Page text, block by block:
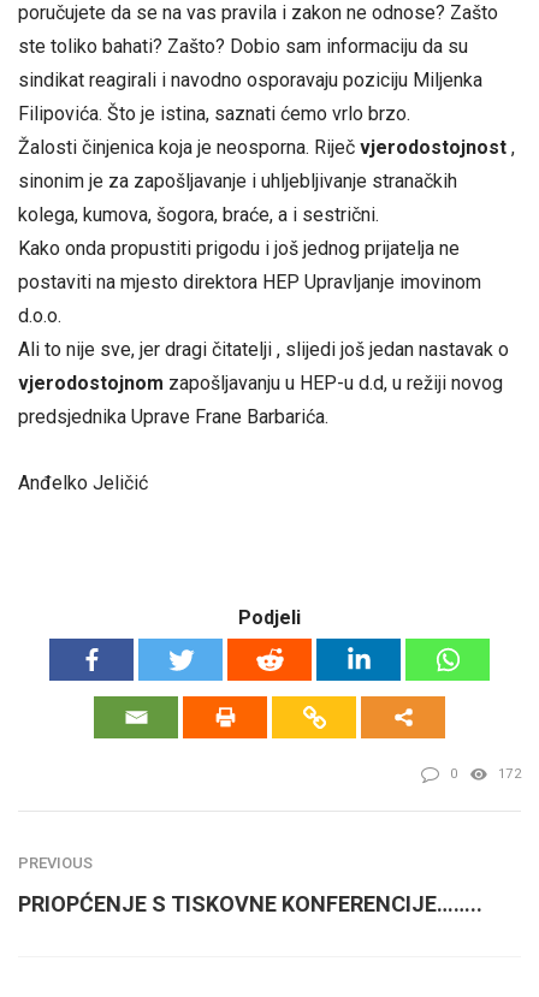
poručujete da se na vas pravila i zakon ne odnose? Zašto
ste toliko bahati? Zašto? Dobio sam informaciju da su
sindikat reagirali i navodno osporavaju poziciju Miljenka
Filipovića. Što je istina, saznati ćemo vrlo brzo.
Žalosti činjenica koja je neosporna. Riječ vjerodostojnost ,
sinonim je za zapošljavanje i uhljebljivanje stranačkih
kolega, kumova, šogora, braće, a i sestrični.
Kako onda propustiti prigodu i još jednog prijatelja ne
postaviti na mjesto direktora HEP Upravljanje imovinom
d.o.o.
Ali to nije sve, jer dragi čitatelji , slijedi još jedan nastavak o
vjerodostojnom zapošljavanju u HEP-u d.d, u režiji novog
predsjednika Uprave Frane Barbarića.
Anđelko Jeličić
Podjeli
0 172
PREVIOUS
PRIOPĆENJE S TISKOVNE KONFERENCIJE……..